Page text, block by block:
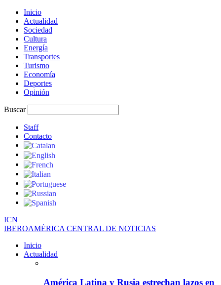
Inicio
Actualidad
Sociedad
Cultura
Energía
Transportes
Turismo
Economía
Deportes
Opinión
Buscar
Staff
Contacto
ICN
IBEROAMÉRICA CENTRAL DE NOTICIAS
Inicio
Actualidad
América Latina y Rusia estrechan lazos en